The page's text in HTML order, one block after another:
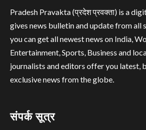
Pradesh Pravakta (प्रदेश प्रवक्ता) is a
gives news bulletin and update from all
you can get all newest news on India,
Entertainment, Sports, Business and
journalists and editors offer you latest,
exclusive news from the globe.
संपर्क सूत्र